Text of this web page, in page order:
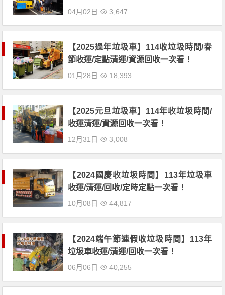
04月02日 3,647
【2025過年垃圾車】114收垃圾時間/春
節收運/定點清運/資源回收一次看！
01月28日 18,393
【2025元旦垃圾車】114年收垃圾時間/
收運清運/資源回收一次看！
12月31日 3,008
【2024國慶收垃圾時間】113年垃圾車
收運/清運/回收/定時定點一次看！
10月08日 44,817
【2024端午節連假收垃圾時間】113年
垃圾車收運/清運/回收一次看！
06月06日 40,255